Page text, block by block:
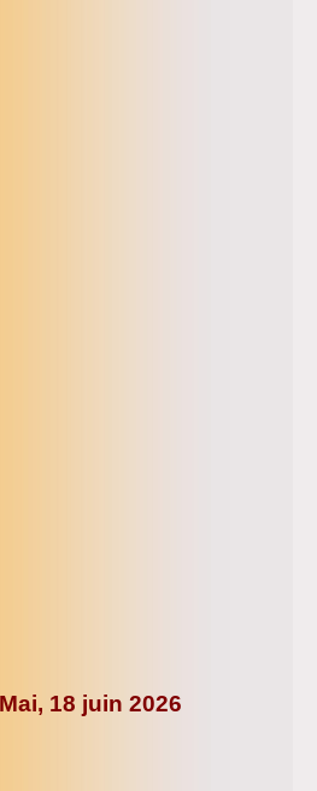
18 juin 2026